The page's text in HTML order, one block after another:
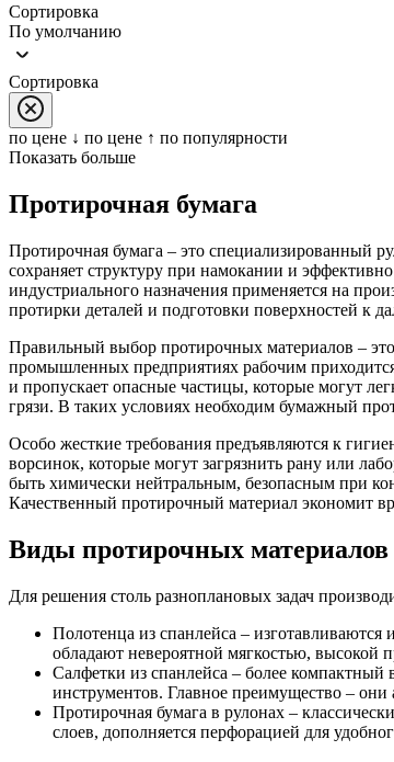
Сортировка
По умолчанию
Сортировка
по цене ↓ по цене ↑ по популярности
Показать больше
Протирочная бумага
Протирочная бумага – это специализированный
сохраняет структуру при намокании и
индустриального назначения применяется на
протирки деталей и подготовки поверхностей к
Правильный выбор протирочных материалов – это
промышленных предприятиях рабочим приходится
и пропускает опасные частицы, которые могут
грязи. В таких условиях необходим бумажный
Особо жесткие требования предъявляются к
ворсинок, которые могут загрязнить рану или
быть химически нейтральным, безопасным при
Качественный протирочный материал экономит
Виды протирочных материалов
Для решения столь разноплановых задач
Полотенца из спанлейса –
обладают невероятной мягкостью, высокой
Салфетки из спанлейса – более
инструментов. Главное преимущество – они
Протирочная бумага в рулонах –
слоев, дополняется перфорацией для